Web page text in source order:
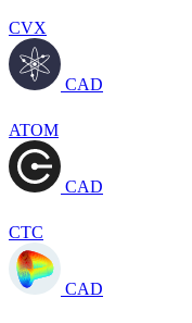
CVX
CAD
ATOM
CAD
CTC
CAD